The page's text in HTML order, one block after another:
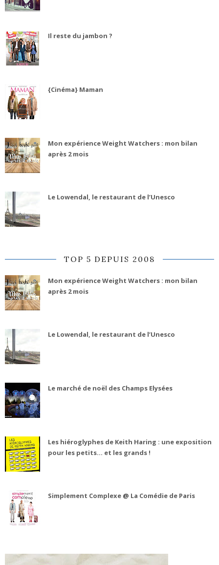
Il reste du jambon ?
{Cinéma} Maman
Mon expérience Weight Watchers : mon bilan
après 2 mois
Le Lowendal, le restaurant de l’Unesco
TOP 5 DEPUIS 2008
Mon expérience Weight Watchers : mon bilan
après 2 mois
Le Lowendal, le restaurant de l’Unesco
Le marché de noël des Champs Elysées
Les hiéroglyphes de Keith Haring : une exposition
pour les petits... et les grands !
Simplement Complexe @ La Comédie de Paris